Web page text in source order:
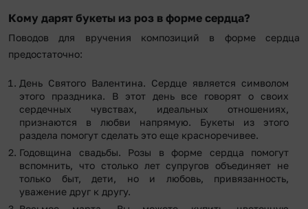
Кому дарят букеты из роз в форме сердца?
Поводов для вручения композиций в форме сердца
предостаточно:
День Святого Валентина. Сердце является символом
этого праздника. В этот день все говорят о своих
сердечных чувствах, идеальных отношениях,
признаются в любви напрямую. Букеты из этого
раздела помогут сделать это еще красноречивее.
Годовщина свадьбы. Розы в форме сердца помогут
вспомнить, что столько лет супругов объединяет не
только быт, дети, но и любовь, привязанность,
уважение друг к другу.